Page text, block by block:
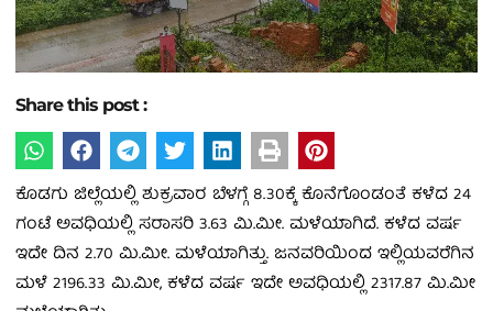
Share this post :
ಕೊಡಗು ಜಿಲ್ಲೆಯಲ್ಲಿ ಶುಕ್ರವಾರ ಬೆಳಗ್ಗೆ 8.30ಕ್ಕೆ ಕೊನೆಗೊಂಡಂತೆ ಕಳೆದ 24
ಗಂಟೆ ಅವಧಿಯಲ್ಲಿ ಸರಾಸರಿ 3.63 ಮಿ.ಮೀ. ಮಳೆಯಾಗಿದೆ. ಕಳೆದ ವರ್ಷ
ಇದೇ ದಿನ 2.70 ಮಿ.ಮೀ. ಮಳೆಯಾಗಿತ್ತು. ಜನವರಿಯಿಂದ ಇಲ್ಲಿಯವರೆಗಿನ
ಮಳೆ 2196.33 ಮಿ.ಮೀ, ಕಳೆದ ವರ್ಷ ಇದೇ ಅವಧಿಯಲ್ಲಿ 2317.87 ಮಿ.ಮೀ